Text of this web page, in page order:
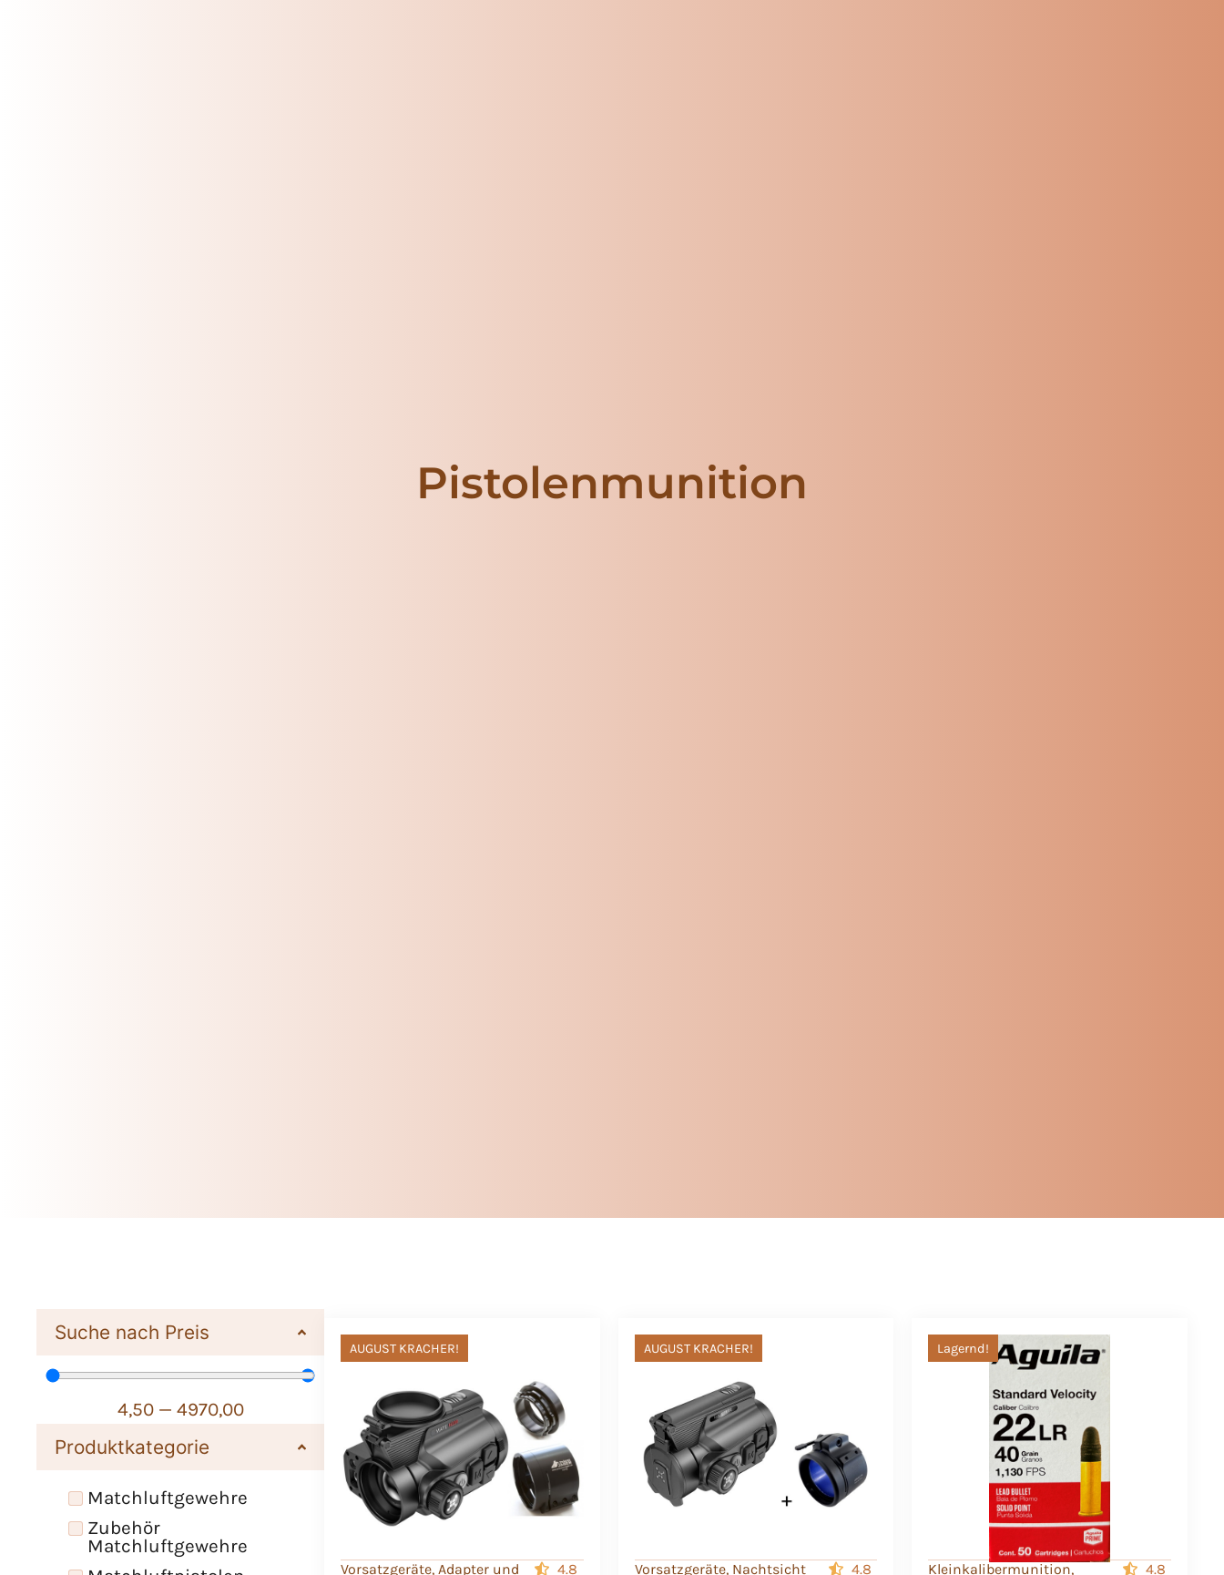
Pistolenmunition
Suche nach Preis
4,50 — 4970,00
Produktkategorie
Matchluftgewehre
Zubehör
Matchluftgewehre
Vorsatzgeräte, Adapter und
4.8
AUGUST KRACHER!
Vorsatzgeräte, Nachtsicht
4.8
AUGUST KRACHER!
Kleinkalibermunition,
4.8
Lagernd!